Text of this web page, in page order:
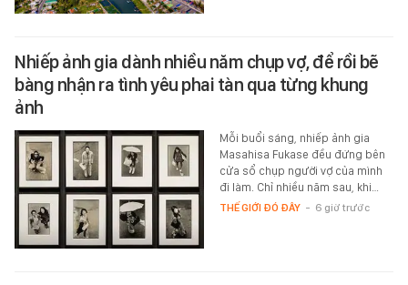
Nhiếp ảnh gia dành nhiều năm chụp vợ, để rồi bẽ
bàng nhận ra tình yêu phai tàn qua từng khung
ảnh
Mỗi buổi sáng, nhiếp ảnh gia
Masahisa Fukase đều đứng bên
cửa sổ chụp người vợ của mình
đi làm. Chỉ nhiều năm sau, khi…
THẾ GIỚI ĐÓ ĐÂY - 6 giờ trước